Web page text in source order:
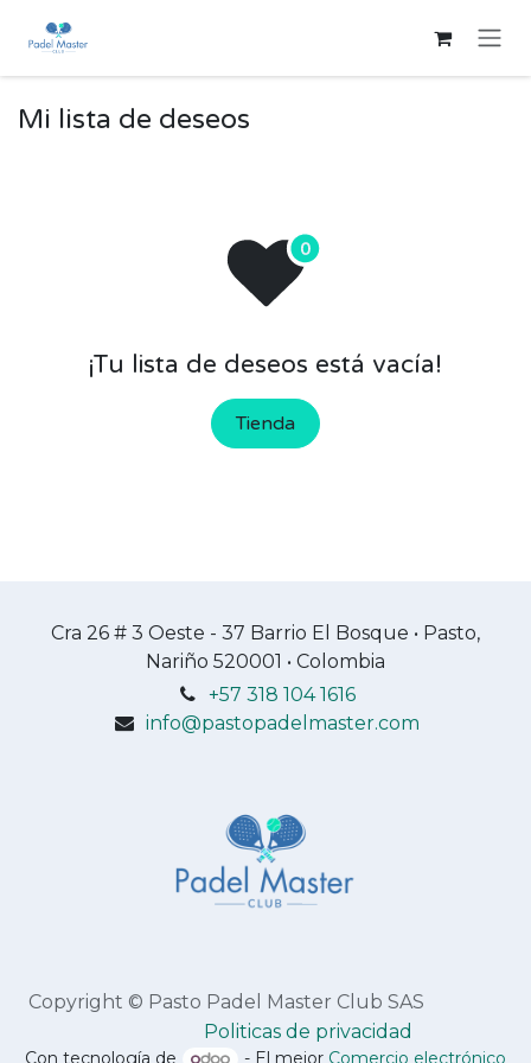
Mi lista de deseos
¡Tu lista de deseos está vacía!
Tienda
Cra 26 # 3 Oeste - 37 Barrio El Bosque • Pasto,
Nariño 520001 • Colombia
+57 318 104 1616
info@pastopadelmaster.com
Copyright © Pasto Padel Master Club SAS
​Politicas de privacidad
Con tecnología de - El mejor Comercio electrónico